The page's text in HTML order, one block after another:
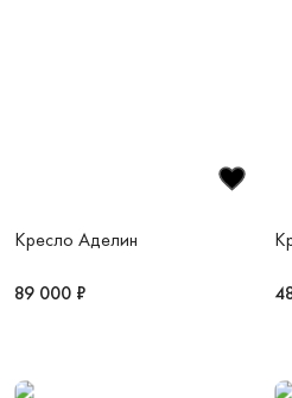
Кресло Аделин
89 000 ₽